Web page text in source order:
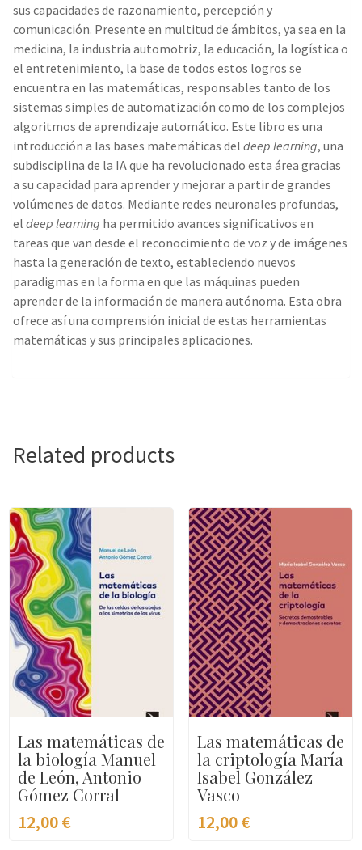
sus capacidades de razonamiento, percepción y
comunicación. Presente en multitud de ámbitos, ya sea en la
medicina, la industria automotriz, la educación, la logística o
el entretenimiento, la base de todos estos logros se
encuentra en las matemáticas, responsables tanto de los
sistemas simples de automatización como de los complejos
algoritmos de aprendizaje automático. Este libro es una
introducción a las bases matemáticas del deep learning, una
subdisciplina de la IA que ha revolucionado esta área gracias
a su capacidad para aprender y mejorar a partir de grandes
volúmenes de datos. Mediante redes neuronales profundas,
el deep learning ha permitido avances significativos en
tareas que van desde el reconocimiento de voz y de imágenes
hasta la generación de texto, estableciendo nuevos
paradigmas en la forma en que las máquinas pueden
aprender de la información de manera autónoma. Esta obra
ofrece así una comprensión inicial de estas herramientas
matemáticas y sus principales aplicaciones.
Related products
Las matemáticas de
la biología Manuel
de León, Antonio
Gómez Corral
12,00€
Las matemáticas de
la criptología María
Isabel González
Vasco
12,00€